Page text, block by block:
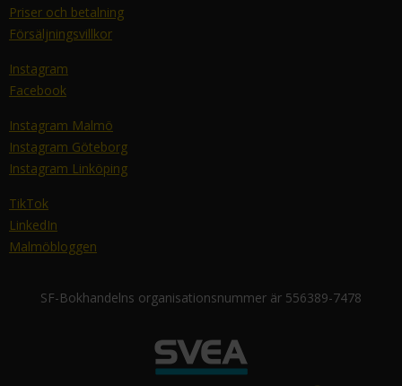
Priser och betalning
Försäljningsvillkor
Instagram
Facebook
Instagram Malmö
Instagram Göteborg
Instagram Linköping
TikTok
LinkedIn
Malmöbloggen
SF-Bokhandelns organisationsnummer är 556389-7478